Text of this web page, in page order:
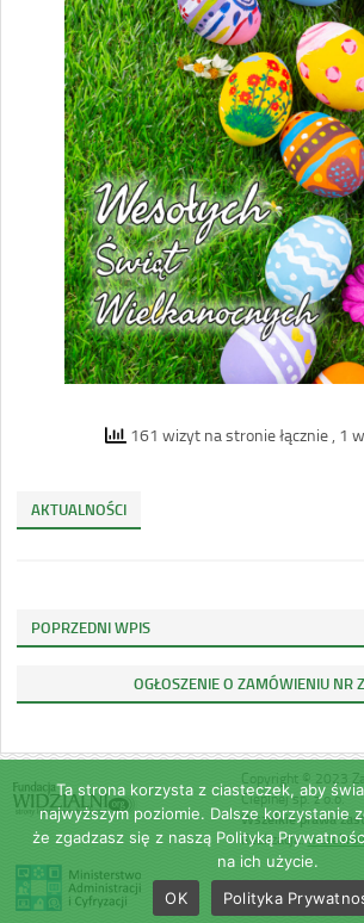
161 wizyt na stronie łącznie , 1
AKTUALNOŚCI
POPRZEDNI WPIS
OGŁOSZENIE O ZAMÓWIENIU
Copyright © 2023
Cieplnej sp. z o.o.
Wszelkie prawa
Realizacja:
Ta strona korzysta z ciasteczek, aby
najwyższym poziomie. Dalsze korzystanie
że zgadzasz się z naszą Polityką
na ich użycie.
OK
Polityka